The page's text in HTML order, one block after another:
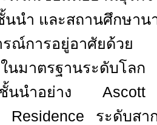
นนำ และสถานศึกษาน
รณ์การอยู่อาศัยด้วย
นมาตรฐานระดับโลก
นนำอย่าง
Residence ระดับส